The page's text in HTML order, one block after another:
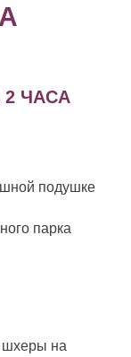
ЧАСА
подушке
парка
шхеры на